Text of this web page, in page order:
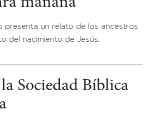
presenta un relato de los ancestros
del nacimiento de Jesús.
Sociedad Bíblica